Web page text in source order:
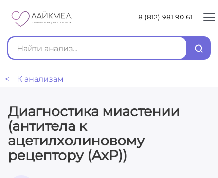
8 (812) 981 90 61
< К анализам
Диагностика миастении
(антитела к
ацетилхолиновому
рецептору (АхР))